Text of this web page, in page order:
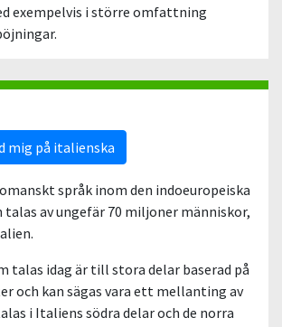
exempelvis i större omfattning
mig på italienska
språk inom den indoeuropeiska
talas av ungefär 70 miljoner människor,
talas idag är till stora delar baserad på
och kan sägas vara ett mellanting av
i Italiens södra delar och de norra